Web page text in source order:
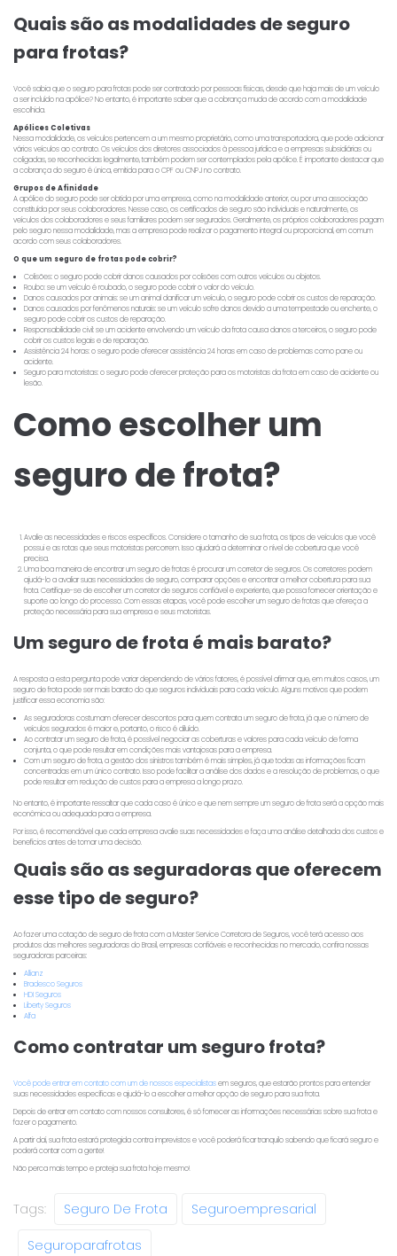
Quais são as modalidades de seguro
para frotas?
Você sabia que o seguro para frotas pode ser contratado por pessoas físicas, desde que haja mais de um veículo
a ser incluído na apólice? No entanto, é importante saber que a cobrança muda de acordo com a modalidade
escolhida.
Apólices Coletivas
Nessa modalidade, os veículos pertencem a um mesmo proprietário, como uma transportadora, que pode adicionar
vários veículos ao contrato. Os veículos dos diretores associados à pessoa jurídica e a empresas subsidiárias ou
coligadas, se reconhecidas legalmente, também podem ser contemplados pela apólice. É importante destacar que
a cobrança do seguro é única, emitida para o CPF ou CNPJ no contrato.
Grupos de Afinidade
A apólice do seguro pode ser obtida por uma empresa, como na modalidade anterior, ou por uma associação
constituída por seus colaboradores. Nesse caso, os certificados de seguro são individuais e naturalmente, os
veículos dos colaboradores e seus familiares podem ser segurados. Geralmente, os próprios colaboradores pagam
pelo seguro nessa modalidade, mas a empresa pode realizar o pagamento integral ou proporcional, em comum
acordo com seus colaboradores.
O que um seguro de frotas pode cobrir?
Colisões: o seguro pode cobrir danos causados por colisões com outros veículos ou objetos.
Roubo: se um veículo é roubado, o seguro pode cobrir o valor do veículo.
Danos causados por animais: se um animal danificar um veículo, o seguro pode cobrir os custos de reparação.
Danos causados por fenômenos naturais: se um veículo sofre danos devido a uma tempestade ou enchente, o
seguro pode cobrir os custos de reparação.
Responsabilidade civil: se um acidente envolvendo um veículo da frota causa danos a terceiros, o seguro pode
cobrir os custos legais e de reparação.
Assistência 24 horas: o seguro pode oferecer assistência 24 horas em caso de problemas como pane ou
acidente.
Seguro para motoristas: o seguro pode oferecer proteção para os motoristas da frota em caso de acidente ou
lesão.
Como escolher um
seguro de frota?
Avalie as necessidades e riscos específicos. Considere o tamanho de sua frota, os tipos de veículos que você
possui e as rotas que seus motoristas percorrem. Isso ajudará a determinar o nível de cobertura que você
precisa.
Uma boa maneira de encontrar um seguro de frotas é procurar um corretor de seguros. Os corretores podem
ajudá-lo a avaliar suas necessidades de seguro, comparar opções e encontrar a melhor cobertura para sua
frota. Certifique-se de escolher um corretor de seguros confiável e experiente, que possa fornecer orientação e
suporte ao longo do processo. Com essas etapas, você pode escolher um seguro de frotas que ofereça a
proteção necessária para sua empresa e seus motoristas.
Um seguro de frota é mais barato?
A resposta a esta pergunta pode variar dependendo de vários fatores, é possível afirmar que, em muitos casos, um
seguro de frota pode ser mais barato do que seguros individuais para cada veículo. Alguns motivos que podem
justificar essa economia são:
As seguradoras costumam oferecer descontos para quem contrata um seguro de frota, já que o número de
veículos segurados é maior e, portanto, o risco é diluído.
Ao contratar um seguro de frota, é possível negociar as coberturas e valores para cada veículo de forma
conjunta, o que pode resultar em condições mais vantajosas para a empresa.
Com um seguro de frota, a gestão dos sinistros também é mais simples, já que todas as informações ficam
concentradas em um único contrato. Isso pode facilitar a análise dos dados e a resolução de problemas, o que
pode resultar em redução de custos para a empresa a longo prazo.
No entanto, é importante ressaltar que cada caso é único e que nem sempre um seguro de frota será a opção mais
econômica ou adequada para a empresa.
Por isso, é recomendável que cada empresa avalie suas necessidades e faça uma análise detalhada dos custos e
benefícios antes de tomar uma decisão.
Quais são as seguradoras que oferecem
esse tipo de seguro?
Ao fazer uma cotação de seguro de frota com a Master Service Corretora de Seguros, você terá acesso aos
produtos das melhores seguradoras do Brasil, empresas confiáveis e reconhecidas no mercado, confira nossas
seguradoras parceiras:
Allianz
Bradesco Seguros
HDI Seguros
Liberty Seguros
Alfa
Como contratar um seguro frota?
Você pode entrar em contato com um de nossos especialistasem seguros, que estarão prontos para entender
suas necessidades específicas e ajudá-lo a escolher a melhor opção de seguro para sua frota.
Depois de entrar em contato com nossos consultores, é só fornecer as informações necessárias sobre sua frota e
fazer o pagamento.
A partir daí, sua frota estará protegida contra imprevistos e você poderá ficar tranquilo sabendo que ficará seguro e
poderá contar com a gente!
Não perca mais tempo e proteja sua frota hoje mesmo!
Tags: Seguro De Frota Seguroempresarial
Seguroparafrotas